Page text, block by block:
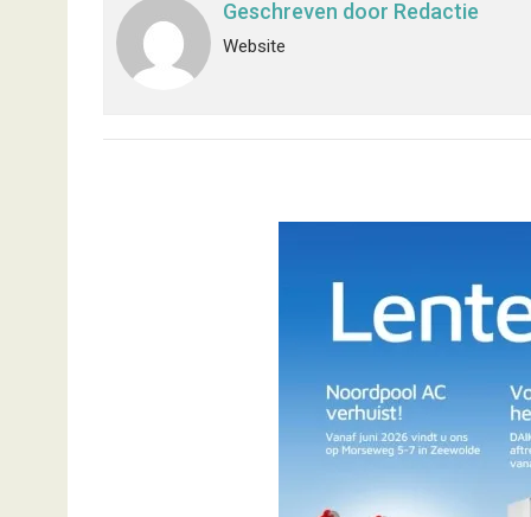
Geschreven door Redactie
Website